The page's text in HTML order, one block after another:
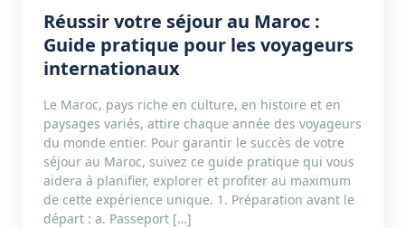
Réussir votre séjour au Maroc :
Guide pratique pour les voyageurs
internationaux
Le Maroc, pays riche en culture, en histoire et en
paysages variés, attire chaque année des voyageurs
du monde entier. Pour garantir le succès de votre
séjour au Maroc, suivez ce guide pratique qui vous
aidera à planifier, explorer et profiter au maximum
de cette expérience unique. 1. Préparation avant le
départ : a. Passeport […]